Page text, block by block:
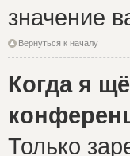
значение
Вернуться к началу
Когда я
Только